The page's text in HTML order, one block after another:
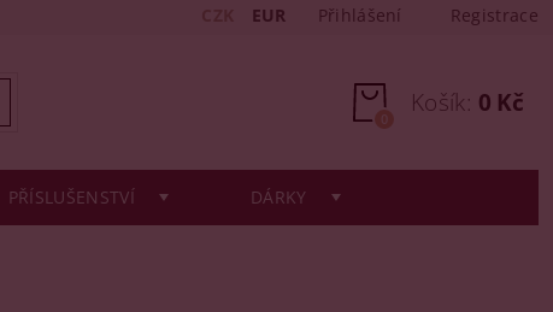
EUR Přihlášení Registrace
Košík: 0 Kč
0
PŘÍSLUŠENSTVÍ DÁRKY